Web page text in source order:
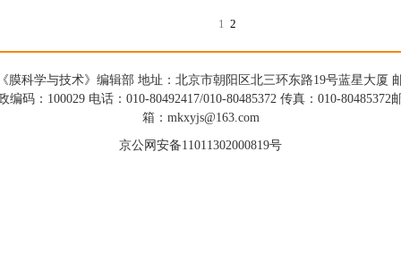
1 2
膜科学与技术》编辑部 地址：北京市朝阳区北三环东路19号蓝星大厦
编码：100029 电话：010-80492417/010-80485372 传真：010-80485372
箱：mkxyjs@163.com
京公网安备11011302000819号